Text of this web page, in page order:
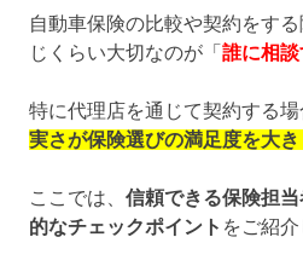
自動車保険の比較や契約をす
じくらい大切なのが「 誰に相
特に代理店を通じて契約する場
実さが保険選びの満足度を大
ここでは、 信頼できる保険担
的なチェックポイント をご紹介